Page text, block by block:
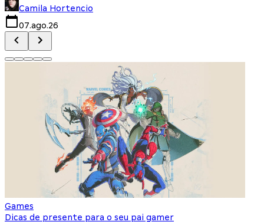
Camila Hortencio
07.ago.26
Games
Dicas de presente para o seu pai gamer